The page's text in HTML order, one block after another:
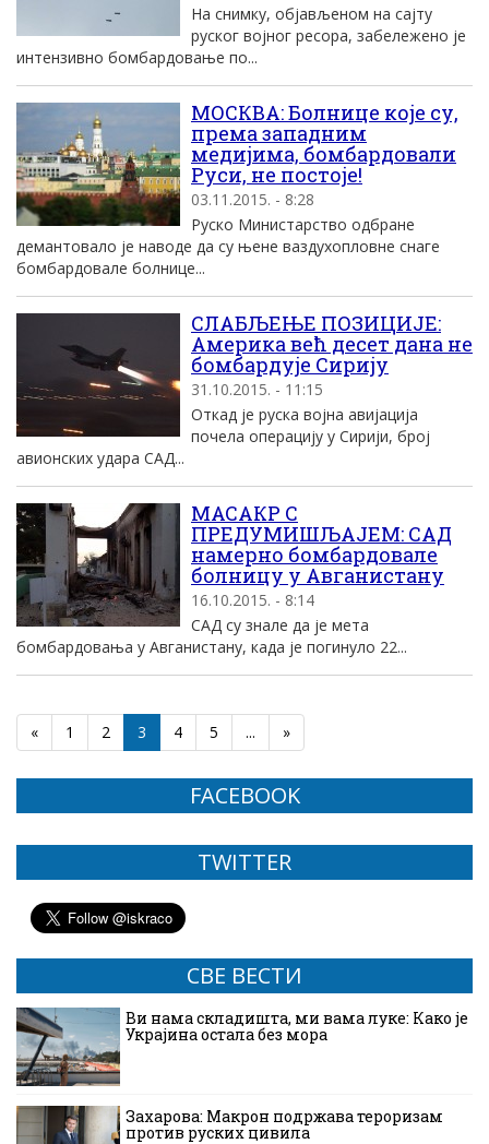
На снимку, објављеном на сајту
руског војног ресора, забележено је
интензивно бомбардовање по...
МОСКВА: Болнице које су,
према западним
медијима, бомбардовали
Руси, не постоје!
03.11.2015. - 8:28
Руско Министарство одбране
демантовало је наводе да су њене ваздухопловне снаге
бомбардовале болнице...
СЛАБЉЕЊЕ ПОЗИЦИЈЕ:
Америка већ десет дана не
бомбардује Сирију
31.10.2015. - 11:15
Откад је руска војна авијација
почела операцију у Сирији, број
авионских удара САД...
МАСАКР С
ПРЕДУМИШЉАЈЕМ: САД
намерно бомбардовале
болницу у Авганистану
16.10.2015. - 8:14
САД су знале да је мета
бомбардовања у Авганистану, када је погинуло 22...
« 1 2 3 4 5 ... »
FACEBOOK
TWITTER
СВЕ ВЕСТИ
Ви нама складишта, ми вама луке: Како је
Украјина остала без мора
Захарова: Макрон подржава тероризам
против руских цивила